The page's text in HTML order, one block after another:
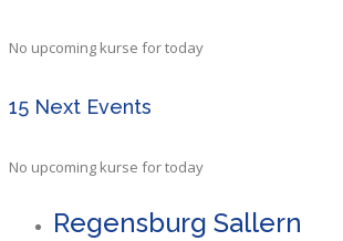
No upcoming kurse for today
15 Next Events
No upcoming kurse for today
Regensburg Sallern